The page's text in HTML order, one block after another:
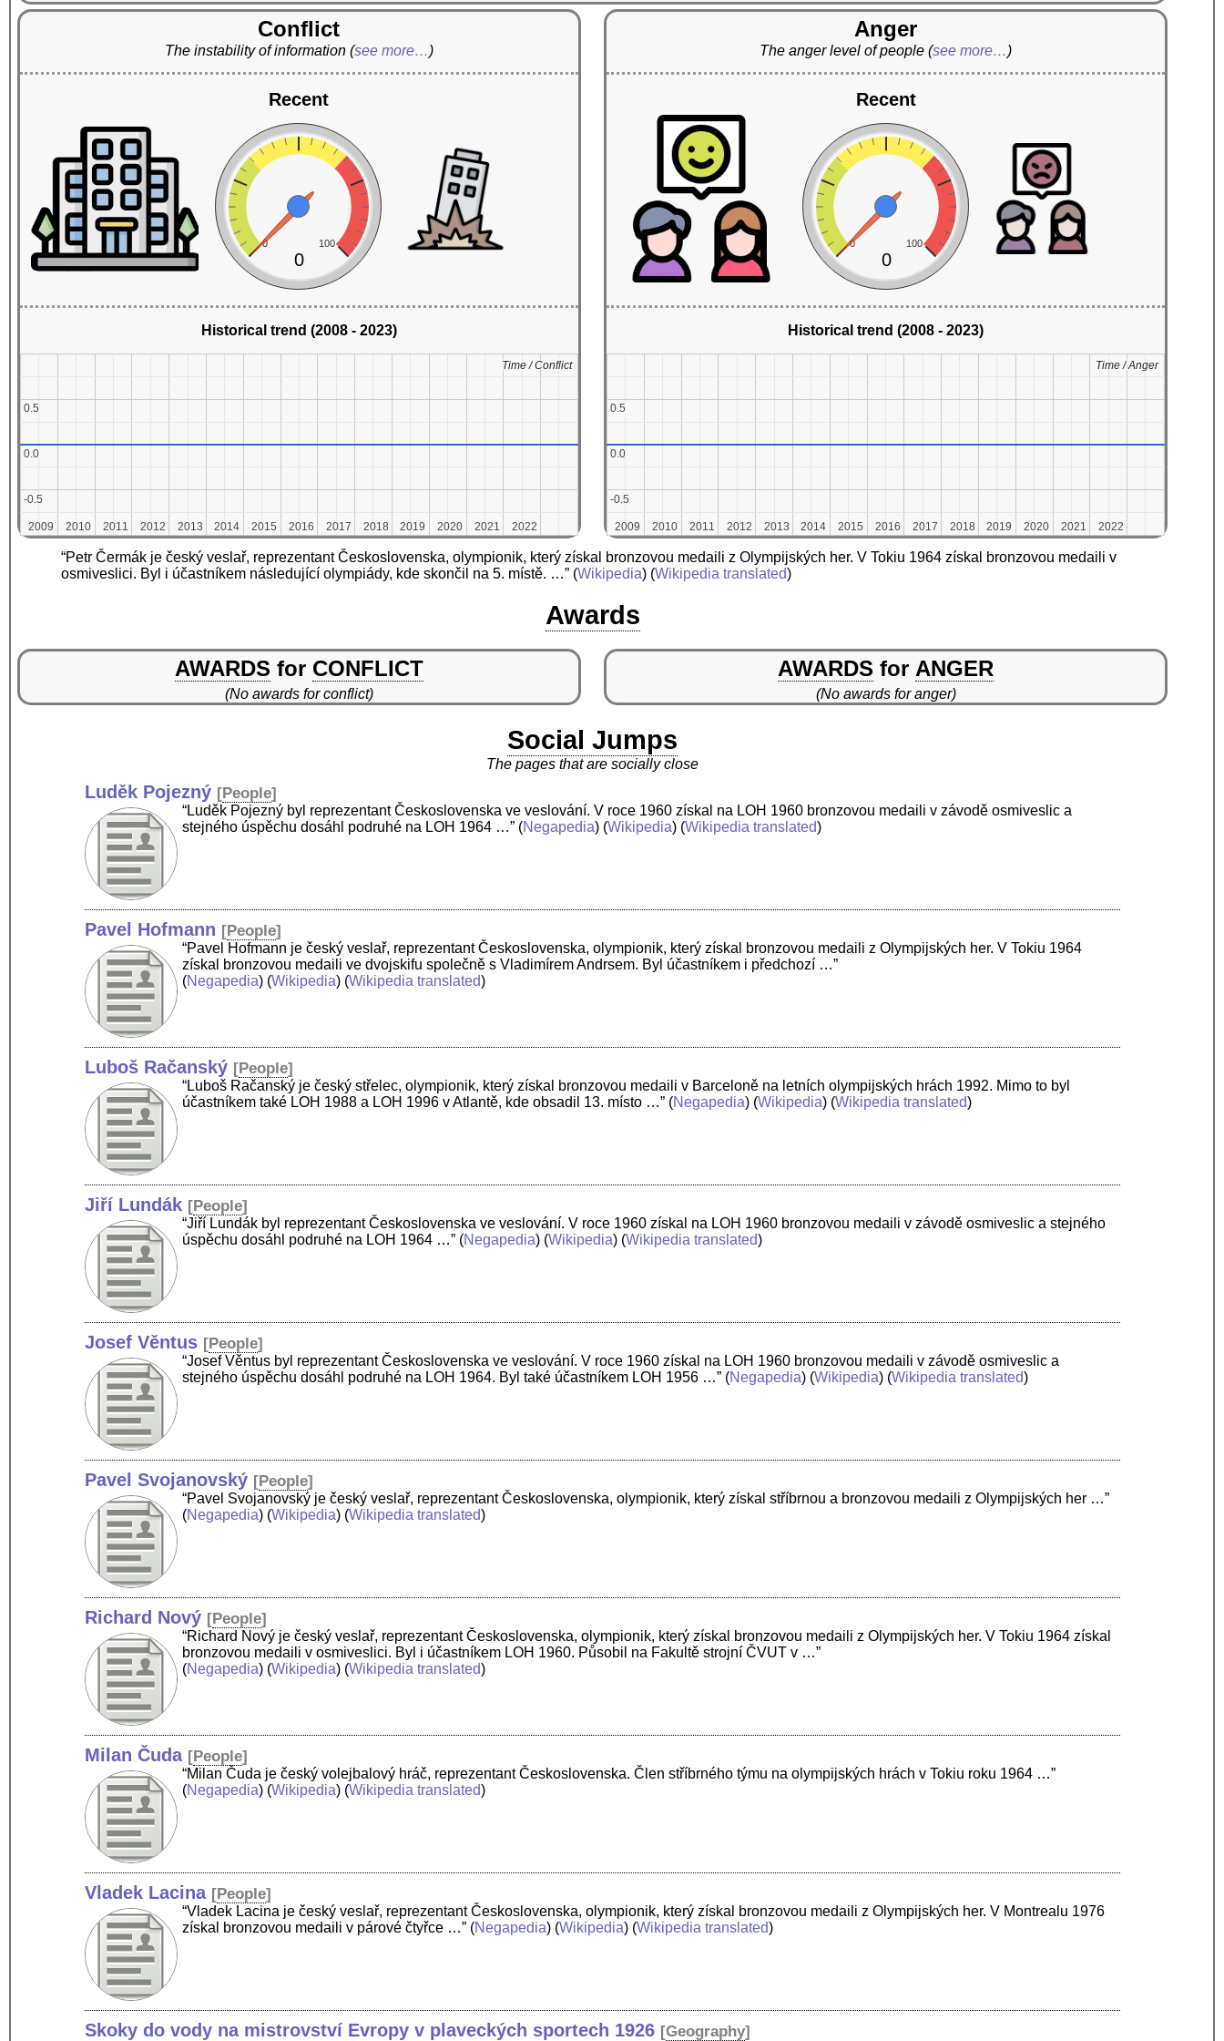
Conflict
The instability of information (see more…)
Recent
0 100
0
Historical trend (2008 - 2023)
2009
2009 2010
2010 2011
2011 2012
2012 2013
2013 2014
2014 2015
2015 2016
2016 2017
2017 2018
2018 2019
2019 2020
2020 2021
2021 2022
2022
-0.5
-0.5
0.0
0.0
0.5
0.5
Time / Conflict
Time / Conflict
Anger
The anger level of people(see more…)
Recent
0 100
0
Historical trend (2008 - 2023)
2009
2009 2010
2010 2011
2011 2012
2012 2013
2013 2014
2014 2015
2015 2016
2016 2017
2017 2018
2018 2019
2019 2020
2020 2021
2021 2022
2022
-0.5
-0.5
0.0
0.0
0.5
0.5
Time / Anger
Time / Anger
“Petr Čermák je český veslař, reprezentant Československa, olympionik, který získal bronzovou medaili z Olympijských her. V Tokiu 1964 získal bronzovou medaili v
osmiveslici. Byl i účastníkem následující olympiády, kde skončil na 5. místě. …” (Wikipedia) (Wikipedia translated)
Awards
AWARDS for CONFLICT
(No awards for conflict)
AWARDS for ANGER
(No awards for anger)
Social Jumps
The pages that are socially close
Luděk Pojezný [People]
“Luděk Pojezný byl reprezentant Československa ve veslování. V roce 1960 získal na LOH 1960 bronzovou medaili v závodě osmiveslic a
stejného úspěchu dosáhl podruhé na LOH 1964 …” (Negapedia) (Wikipedia) (Wikipedia translated)
Pavel Hofmann [People]
“Pavel Hofmann je český veslař, reprezentant Československa, olympionik, který získal bronzovou medaili z Olympijských her. V Tokiu 1964
získal bronzovou medaili ve dvojskifu společně s Vladimírem Andrsem. Byl účastníkem i předchozí …”
(Negapedia) (Wikipedia) (Wikipedia translated)
Luboš Račanský [People]
“Luboš Račanský je český střelec, olympionik, který získal bronzovou medaili v Barceloně na letních olympijských hrách 1992. Mimo to byl
účastníkem také LOH 1988 a LOH 1996 v Atlantě, kde obsadil 13. místo …” (Negapedia) (Wikipedia) (Wikipedia translated)
Jiří Lundák [People]
“Jiří Lundák byl reprezentant Československa ve veslování. V roce 1960 získal na LOH 1960 bronzovou medaili v závodě osmiveslic a stejného
úspěchu dosáhl podruhé na LOH 1964 …” (Negapedia) (Wikipedia) (Wikipedia translated)
Josef Věntus [People]
“Josef Věntus byl reprezentant Československa ve veslování. V roce 1960 získal na LOH 1960 bronzovou medaili v závodě osmiveslic a
stejného úspěchu dosáhl podruhé na LOH 1964. Byl také účastníkem LOH 1956 …” (Negapedia) (Wikipedia) (Wikipedia translated)
Pavel Svojanovský [People]
“Pavel Svojanovský je český veslař, reprezentant Československa, olympionik, který získal stříbrnou a bronzovou medaili z Olympijských her …”
(Negapedia) (Wikipedia) (Wikipedia translated)
Richard Nový [People]
“Richard Nový je český veslař, reprezentant Československa, olympionik, který získal bronzovou medaili z Olympijských her. V Tokiu 1964 získal
bronzovou medaili v osmiveslici. Byl i účastníkem LOH 1960. Působil na Fakultě strojní ČVUT v …”
(Negapedia) (Wikipedia) (Wikipedia translated)
Milan Čuda [People]
“Milan Čuda je český volejbalový hráč, reprezentant Československa. Člen stříbrného týmu na olympijských hrách v Tokiu roku 1964 …”
(Negapedia) (Wikipedia) (Wikipedia translated)
Vladek Lacina [People]
“Vladek Lacina je český veslař, reprezentant Československa, olympionik, který získal bronzovou medaili z Olympijských her. V Montrealu 1976
získal bronzovou medaili v párové čtyřce …” (Negapedia) (Wikipedia) (Wikipedia translated)
Skoky do vody na mistrovství Evropy v plaveckých sportech 1926 [Geography]